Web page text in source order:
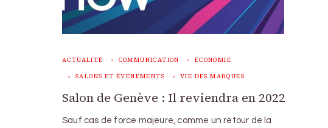
ACTUALITÉ COMMUNICATION ECONOMIE
SALONS ET ÉVÉNEMENTS VIE DES MARQUES
Salon de Genève : Il reviendra en 2022
Sauf cas de force majeure, comme un retour de la